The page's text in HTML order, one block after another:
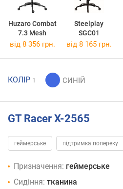
Huzaro Combat
7.3 Mesh
Steelplay
SGC01
від 8 356 грн. від 8 165 грн.
КОЛІР 1
GT Racer X-2565
геймерське підтримка попереку
Призначення: геймерське
Сидіння: тканина